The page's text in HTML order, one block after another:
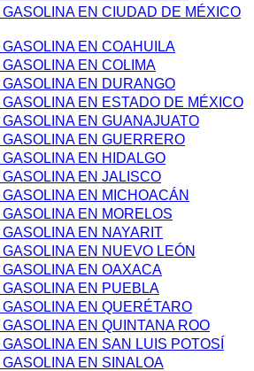
EN CIUDAD DE MÉXICO
EN COAHUILA
EN COLIMA
EN DURANGO
EN ESTADO DE MÉXICO
EN GUANAJUATO
EN GUERRERO
EN HIDALGO
EN JALISCO
EN MICHOACÁN
EN MORELOS
EN NAYARIT
EN NUEVO LEÓN
EN OAXACA
EN PUEBLA
EN QUERÉTARO
EN QUINTANA ROO
EN SAN LUIS POTOSÍ
EN SINALOA